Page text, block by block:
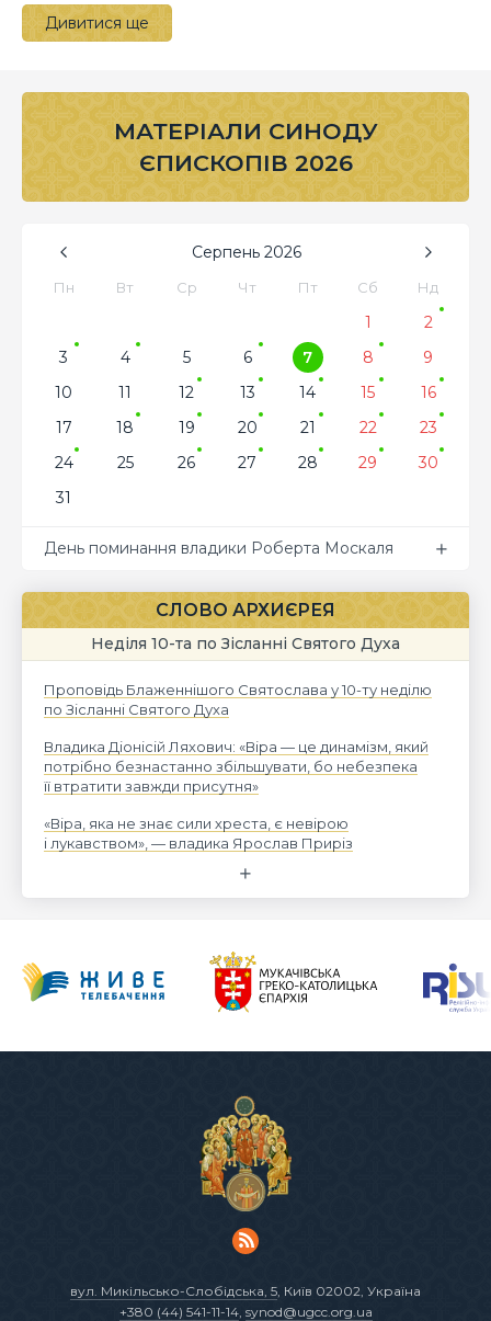
Дивитися ще
МАТЕРІАЛИ СИНОДУ
ЄПИСКОПІВ 2026
Серпень 2026
Пн Вт Ср Чт Пт Сб Нд
1
2
3
4 5 6 7 8
9
10
11 12 13 14 15
16
17
18 19 20 21 22
23
24
25 26 27 28 29
30
31
День поминання владики Роберта Москаля
СЛОВО АРХИЄРЕЯ
Неділя 10-та по Зісланні Святого Духа
Проповідь Блаженнішого Святослава у 10-ту неділю
по Зісланні Святого Духа
Владика Діонісій Ляхович: «Віра — це динамізм, який
потрібно безнастанно збільшувати, бо небезпека
її втратити завжди присутня»
«Віра, яка не знає сили хреста, є невірою
і лукавством», — владика Ярослав Приріз
вул. Микільсько-Слобідська, 5 , Київ 02002, Україна
+380 (44) 541-11-14, synod@ugcc.org.ua